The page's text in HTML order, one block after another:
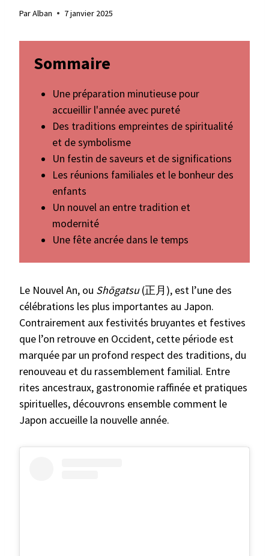
ParAlban 7 janvier 2025
Sommaire
Une préparation minutieuse pour
accueillir l'année avec pureté
Des traditions empreintes de spiritualité
et de symbolisme
Un festin de saveurs et de significations
Les réunions familiales et le bonheur des
enfants
Un nouvel an entre tradition et
modernité
Une fête ancrée dans le temps
Le Nouvel An, ou Shōgatsu(正月), est l’une des
célébrations les plus importantes au Japon.
Contrairement aux festivités bruyantes et festives
que l’on retrouve en Occident, cette période est
marquée par un profond respect des traditions, du
renouveau et du rassemblement familial. Entre
rites ancestraux, gastronomie raffinée et pratiques
spirituelles, découvrons ensemble comment le
Japon accueille la nouvelle année.